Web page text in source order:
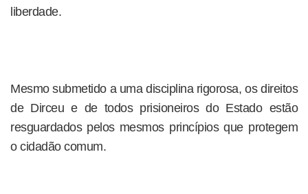
liberdade.
Mesmo submetido a uma disciplina rigorosa, os direitos
de Dirceu e de todos prisioneiros do Estado estão
resguardados pelos mesmos princípios que protegem
o cidadão comum.